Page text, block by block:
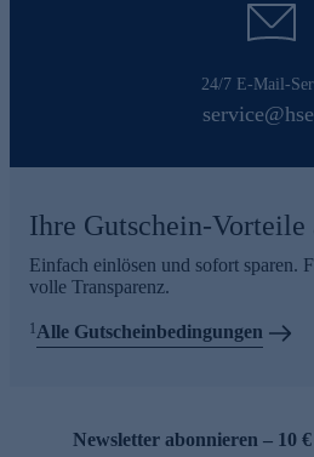
24/7 E-Mail-
Ihre Gutschein-
Einfach einlösen und sofort sparen.
volle Transparenz.
1 Alle Gutscheinbedingungen
Newsletter abonnieren – 10